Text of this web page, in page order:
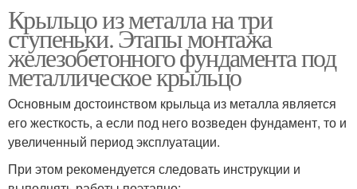
Крыльцо из металла на три
ступеньки. Этапы монтажа
железобетонного фундамента под
металлическое крыльцо
Основным достоинством крыльца из металла является
его жесткость, а если под него возведен фундамент, то и
увеличенный период эксплуатации.
При этом рекомендуется следовать инструкции и